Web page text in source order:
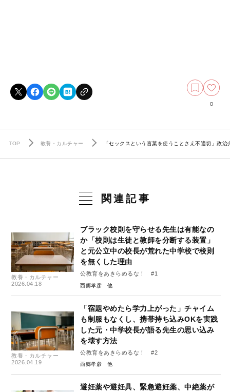
0
TOP 教養・カルチャー 「セックスという言葉を使うことさえ不適切」政
関連記事
教養・カルチャー
2026.04.18
ブラック校則を守らせる先生は有能なの
か「校則は生徒と教師を分断する装置」
と元公立中の校長が荒れた中学校で校則
を無くした理由
公教育をあきらめるな！ #1
西郷孝彦
教養・カルチャー
2026.04.19
「宿題やめたら学力上がった」チャイム
も制服もなくし、携帯持ち込みOKを実践
した元・中学校長が語る先生の思い込み
を壊す方法
公教育をあきらめるな！ #2
西郷孝彦
避妊薬や避妊具、緊急避妊薬、中絶薬が